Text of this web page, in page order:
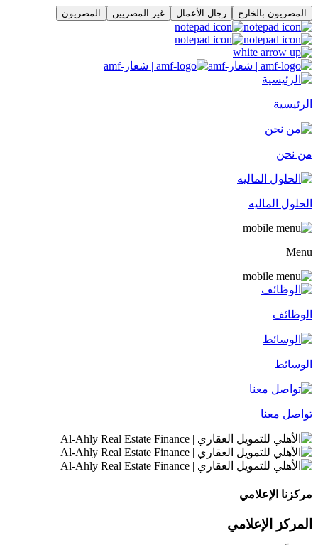
المصريون بالخارج رجال الأعمال غير المصريين المصريون
الرئيسية
من نحن
الحلول الماليه
Menu
الوظائف
الوسائط
تواصل معنا
مركزنا الإعلامي
المركز الإعلامي